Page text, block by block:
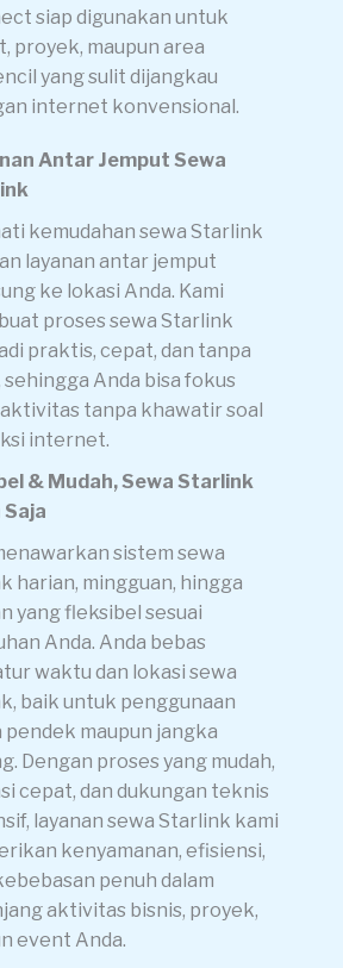
Antar Jemput Sewa
kemudahan sewa Starlink
layanan antar jemput
ke lokasi Anda. Kami
proses sewa Starlink
praktis, cepat, dan tanpa
Anda bisa fokus
aktivitas tanpa khawatir soal
internet.
& Mudah, Sewa Starlink
Saja
sistem sewa
harian, mingguan, hingga
yang fleksibel sesuai
Anda. Anda bebas
waktu dan lokasi sewa
baik untuk penggunaan
pendek maupun jangka
Dengan proses yang mudah,
cepat, dan dukungan teknis
layanan sewa Starlink kami
kenyamanan, efisiensi,
penuh dalam
aktivitas bisnis, proyek,
event Anda.
siap digunakan untuk
proyek, maupun area
yang sulit dijangkau
internet konvensional.